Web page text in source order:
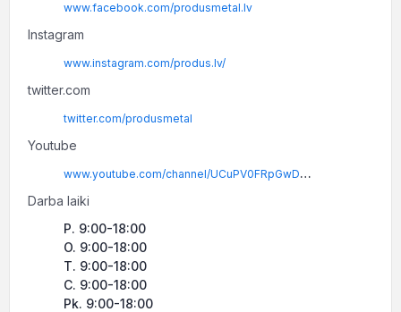
www.facebook.com/produsmetal.lv
Instagram
www.instagram.com/produs.lv/
twitter.com
twitter.com/produsmetal
Youtube
www.youtube.com/channel/UCuPV0FRpGwDuDw7D7yap46w/videos
Darba laiki
P. 9:00-18:00
O. 9:00-18:00
T. 9:00-18:00
C. 9:00-18:00
Pk. 9:00-18:00